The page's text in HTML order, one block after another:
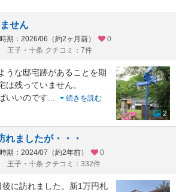
せん
期：2026/06（約2ヶ月前）
0
王子・十条 クチコミ：7件
うな邸宅跡があることを期
は残っていません。
いいのです
続きを読む
2
れましたが・・・
期：2024/07（約2年前）
0
王子・十条 クチコミ：332件
に訪れました。新1万円札